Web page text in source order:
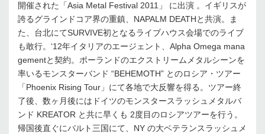
開催された「Asia Metal Festival 2011」 に出演 。イギリスが
誇るグラインドコア界の重鎮、NAPALM DEATHと共演。ま
た、台北にてSURVIVE初となるライブハウス会場でのライブ
も敢行。‘12年イタリアのエージェント、Alpha Omega mana
gementと契約。ポーランドのエクストリームメタルシーンを
率いるモンスターバンド “BEHEMOTH” とのロシア・ツアー
「Phoenix Rising Tour」にて各地で大反響を得る。ツアー終
了後、数ヶ月後にはドイツのモンスタースラッシュメタルバ
ンド KREATOR と共に早くも 2度目のロシアツアーを行う。
帰国後直ぐにバルト三国にて、NY の大ベテランスラッシュメ